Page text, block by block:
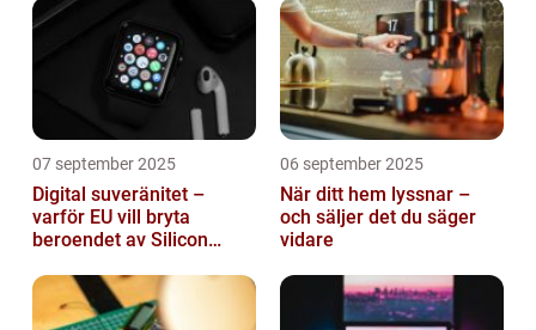
07 september 2025
Digital suveränitet –
varför EU vill bryta
beroendet av Silicon
06 september 2025
När ditt hem lyssnar –
och säljer det du säger
vidare